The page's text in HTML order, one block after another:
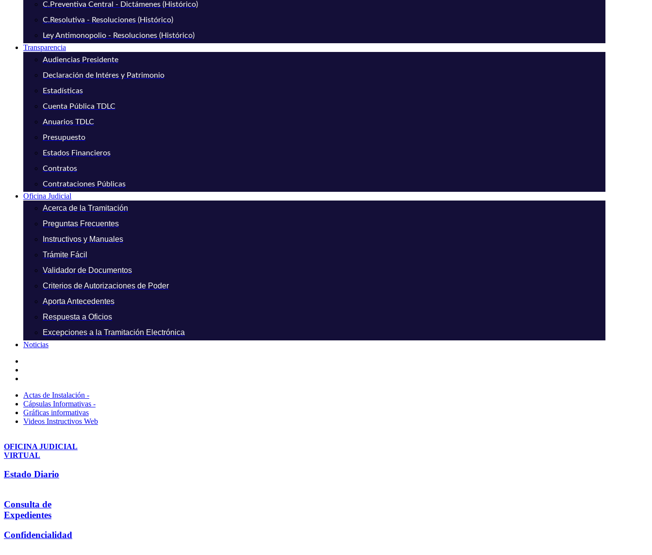
C.Preventiva Central - Dictámenes (Histórico)
C.Resolutiva - Resoluciones (Histórico)
Ley Antimonopolio - Resoluciones (Histórico)
Transparencia
Audiencias Presidente
Declaración de Intéres y Patrimonio
Estadísticas
Cuenta Pública TDLC
Anuarios TDLC
Presupuesto
Estados Financieros
Contratos
Contrataciones Públicas
Oficina Judicial
Acerca de la Tramitación
Preguntas Frecuentes
Instructivos y Manuales
Trámite Fácil
Validador de Documentos
Criterios de Autorizaciones de Poder
Aporta Antecedentes
Respuesta a Oficios
Excepciones a la Tramitación Electrónica
Noticias
Actas de Instalación -
Cápsulas Informativas -
Gráficas informativas
Videos Instructivos Web
OFICINA JUDICIAL
VIRTUAL
Estado Diario
Consulta de
Expedientes
Confidencialidad